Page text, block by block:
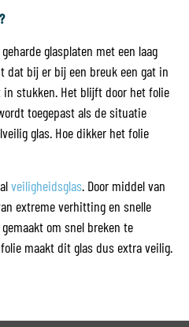
glasplaten met een laag
dat bij er bij een breuk een gat in
stukken. Het blijft door het folie
toegepast als de situatie
glas. Hoe dikker het folie
veiligheidsglas. Door middel van
extreme verhitting en snelle
om snel breken te
maakt dit glas dus extra veilig.